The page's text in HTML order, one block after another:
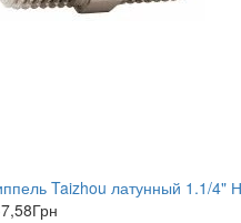
Taizhou латунный 1.1/4"
Грн